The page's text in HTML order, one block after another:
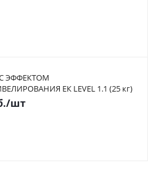
ЭФФЕКТОМ
ЕК LEVEL 1.1 (25 кг)
/шт